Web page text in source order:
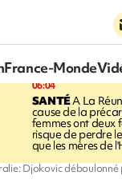
France-Monde
06:04
SANTÉA La
cause de la
femmes ont deux
risque de perdre
que les mères de
Djokovic